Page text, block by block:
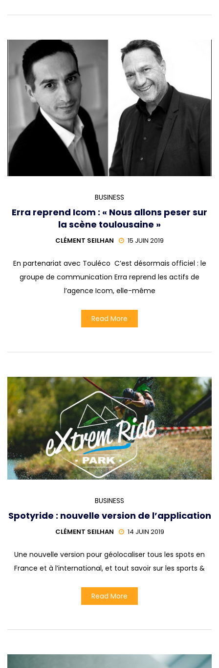
BUSINESS
Erra reprend Icom : « Nous allons peser sur
la scène toulousaine »
CLÉMENT SEILHAN 15 JUIN 2019
En partenariat avec Touléco C’est désormais officiel : le
groupe de communication Erra reprend les actifs de
l’agence Icom, elle-même
Read More
BUSINESS
Spotyride : nouvelle version de l’application
CLÉMENT SEILHAN 14 JUIN 2019
Une nouvelle version pour géolocaliser tous les spots en
France et à l’international, et tout savoir sur les sports &
Read More